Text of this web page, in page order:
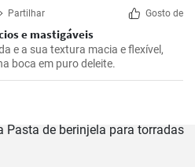
Partilhar Gosto de
e mastigáveis
e a sua textura macia e flexível,
boca em puro deleite.